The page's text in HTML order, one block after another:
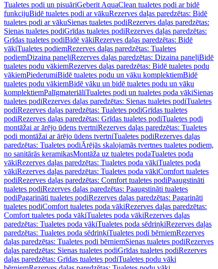
Tualetes podi un pisuāriGeberit AquaClean tualetes podi ar bidē
funkcijuBidē tualetes podi ar vākuRezerves daļas paredzētas: Bidē
tualetes podi ar vākuSienas tualetes podiRezerves daļas paredzētas:
Sienas tualetes podiGrīdas tualetes podiRezerves daļas paredzētas:
Grīdas tualetes podiBidē vākiRezerves daļas paredzētas: Bidē
vākiTualetes podiemRezerves daļas paredzētas: Tualetes
podiemDizaina paneļiRezerves daļas paredzētas: Dizaina paneļiBidē
tualetes podu vākiemRezerves daļas paredzētas: Bidē tualetes podu
vākiemPiederumiBidē tualetes podu un vāku komplektiemBidē
tualetes podu vākiemBidē vāku un bidē tualetes podu un vāku
komplektiemPalīgmateriāliTualetes podi un tualetes poda vākiSienas
tualetes podiRezerves daļas paredzētas: Sienas tualetes podiTualetes
podiRezerves daļas paredzētas: Tualetes podiGrīdas tualetes
podiRezerves daļas paredzētas: Grīdas tualetes podiTualetes podi
montāžai ar ārējo ūdens tvertniRezerves daļas paredzētas: Tualetes
podi montāžai ar ārējo ūdens tvertniTualetes podiRezerves daļas
paredzētas: Tualetes podiĀrējās skalojamās tvertnes tualetes podiem,
no sanitārās keramikasMontāža uz tualetes podaTualetes poda
vākiRezerves daļas paredzētas: Tualetes poda vākiTualetes poda
vākiRezerves daļas paredzētas: Tualetes poda vākiComfort tualetes
podiRezerves daļas paredzētas: Comfort tualetes podiPaaugstināti
tualetes podiRezerves daļas paredzētas: Paaugstināti tualetes
podiPagarināti tualetes podiRezerves daļas paredzētas: Pagarināti
tualetes podiComfort tualetes poda vākiRezerves daļas paredzētas:
Comfort tualetes poda vākiTualetes poda vākiRezerves daļas
paredzētas: Tualetes poda vākiTualetes poda sēdriņķiRezerves daļas
paredzētas: Tualetes poda sēdriņķiTualetes podi bērniemRezerves
daļas paredzētas: Tualetes podi bērniemSienas tualetes podiRezerves
daļas paredzētas: Sienas tualetes podiGrīdas tualetes podiRezerves
daļas paredzētas: Grīdas tualetes podiTualetes podu vāki